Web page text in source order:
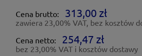
Cena brutto:
313,00 zł
zawiera 23,00% VAT, bez kosztów
Cena netto:
254,47 zł
bez 23,00% VAT i kosztów dostawy